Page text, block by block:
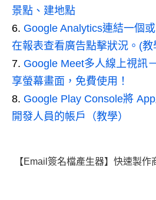
景點、建地點
Google Analytics連結一個
在報表查看廣告點擊狀況。(教
Google Meet多人線上視訊
享螢幕畫面，免費使用！
Google Play Console將
開發人員的帳戶（教學）
【Email簽名檔產生器】快速製